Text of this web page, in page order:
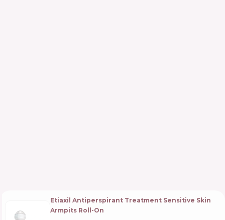
Etiaxil Antiperspirant Treatment Sensitive Skin
Armpits Roll-On